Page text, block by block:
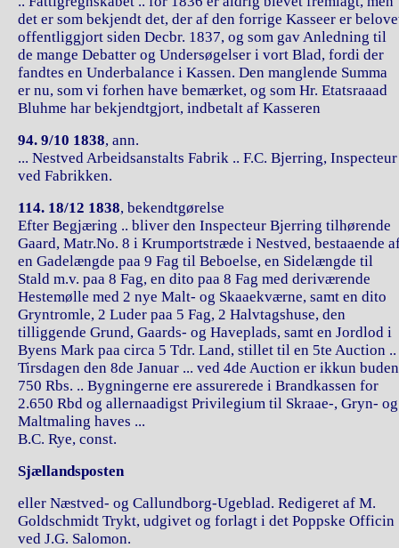
det er som bekjendt det, der af den forrige Kasseer er
offentliggjort siden Decbr. 1837, og som gav Anledning til
de mange Debatter og Undersøgelser i vort Blad, fordi der
fandtes en Underbalance i Kassen. Den manglende Summa
er nu, som vi forhen have bemærket, og som Hr. Etatsraaad
Bluhme har bekjendtgjort, indbetalt af Kasseren
94. 9/10 1838, ann.
... Nestved Arbeidsanstalts Fabrik .. F.C. Bjerring, Inspecteur
ved Fabrikken.
114. 18/12 1838, bekendtgørelse
Efter Begjæring .. bliver den Inspecteur Bjerring tilhørende
Gaard, Matr.No. 8 i Krumportstræde i Nestved, bestaaende
en Gadelængde paa 9 Fag til Beboelse, en Sidelængde til
Stald m.v. paa 8 Fag, en dito paa 8 Fag med deriværende
Hestemølle med 2 nye Malt- og Skaaekværne, samt en dito
Gryntromle, 2 Luder paa 5 Fag, 2 Halvtagshuse, den
tilliggende Grund, Gaards- og Haveplads, samt en Jordlod i
Byens Mark paa circa 5 Tdr. Land, stillet til en 5te Auction ..
Tirsdagen den 8de Januar ... ved 4de Auction er ikkun buden
750 Rbs. .. Bygningerne ere assurerede i Brandkassen for
2.650 Rbd og allernaadigst Privilegium til Skraae-, Gryn- og
Maltmaling haves ...
B.C. Rye, const.
Sjællandsposten
eller Næstved- og Callundborg-Ugeblad. Redigeret af M.
Goldschmidt Trykt, udgivet og forlagt i det Poppske Officin
ved J.G. Salomon.